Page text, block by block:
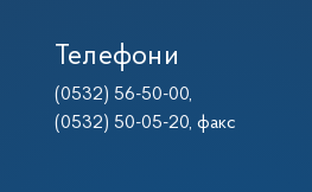
Телефони
(0532) 56-50-00,
(0532) 50-05-20, факс